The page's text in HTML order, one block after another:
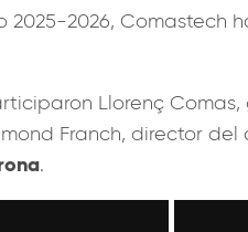
2026, Comastech
Llorenç
Franch, director
.